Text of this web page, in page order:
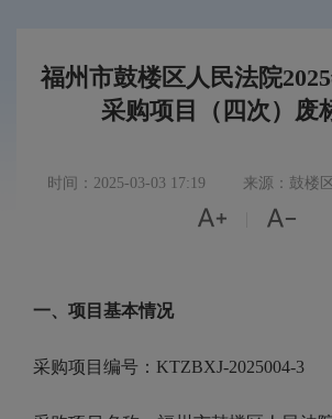
福州市鼓楼区人民法院
采购项目（四次）废
时间：2025-03-03 17:19 来源：鼓楼
 
一、项目基本情况
采购项目编号： KTZBXJ-2025004-3